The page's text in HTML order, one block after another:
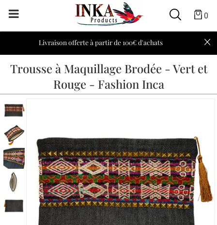
0
Livraison offerte à partir de 100€ d'achats
Trousse à Maquillage Brodée - Vert et
Rouge - Fashion Inca